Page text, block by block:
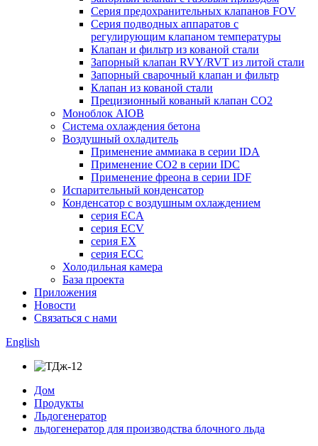
Серия предохранительных клапанов FOV
Серия подводных аппаратов с
регулирующим клапаном температуры
Клапан и фильтр из кованой стали
Запорный клапан RVY/RVT из литой стали
Запорный сварочный клапан и фильтр
Клапан из кованой стали
Прецизионный кованый клапан CO2
Моноблок AIOB
Система охлаждения бетона
Воздушный охладитель
Применение аммиака в серии IDA
Применение CO2 в серии IDC
Применение фреона в серии IDF
Испарительный конденсатор
Конденсатор с воздушным охлаждением
серия ECA
серия ECV
серия ЕХ
серия ECC
Холодильная камера
База проекта
Приложения
Новости
Связаться с нами
English
Дом
Продукты
Льдогенератор
льдогенератор для производства блочного льда